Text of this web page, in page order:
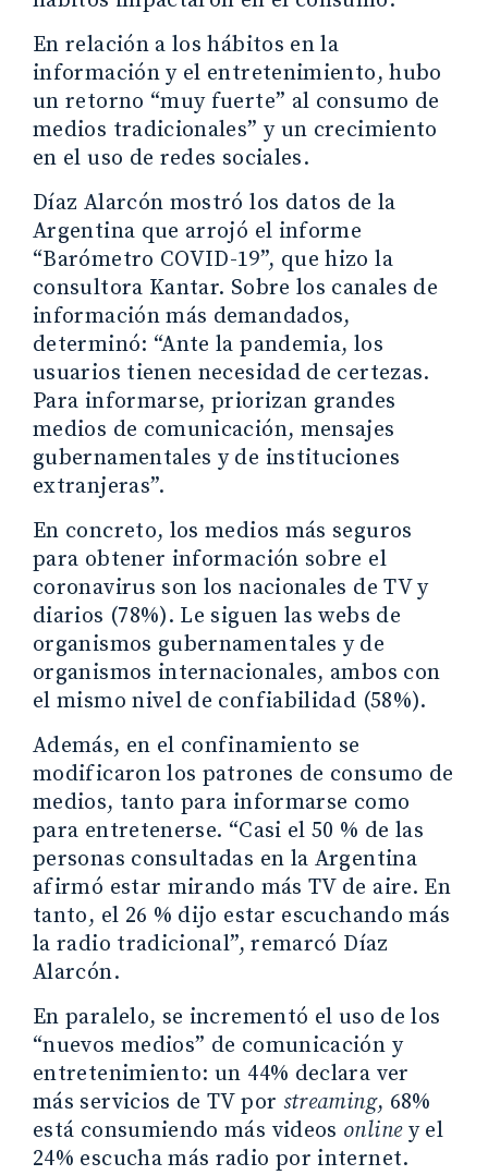
En relación a los hábitos en la
información y el entretenimiento, hubo
un retorno “muy fuerte” al consumo de
medios tradicionales” y un crecimiento
en el uso de redes sociales.
Díaz Alarcón mostró los datos de la
Argentina que arrojó el informe
“Barómetro COVID-19”, que hizo la
consultora Kantar. Sobre los canales de
información más demandados,
determinó: “Ante la pandemia, los
usuarios tienen necesidad de certezas.
Para informarse, priorizan grandes
medios de comunicación, mensajes
gubernamentales y de instituciones
extranjeras”.
En concreto, los medios más seguros
para obtener información sobre el
coronavirus son los nacionales de TV y
diarios (78%). Le siguen las webs de
organismos gubernamentales y de
organismos internacionales, ambos con
el mismo nivel de confiabilidad (58%).
Además, en el confinamiento se
modificaron los patrones de consumo de
medios, tanto para informarse como
para entretenerse. “Casi el 50 % de las
personas consultadas en la Argentina
afirmó estar mirando más TV de aire. En
tanto, el 26 % dijo estar escuchando más
la radio tradicional”, remarcó Díaz
Alarcón.
En paralelo, se incrementó el uso de los
“nuevos medios” de comunicación y
entretenimiento: un 44% declara ver
más servicios de TV por streaming, 68%
está consumiendo más videos onliney el
24% escucha más radio por internet.